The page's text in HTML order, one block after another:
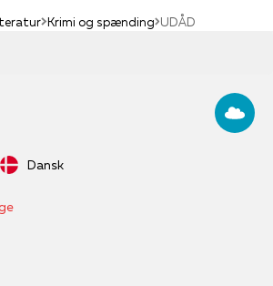
Krimi og spænding UDÅD
Dansk